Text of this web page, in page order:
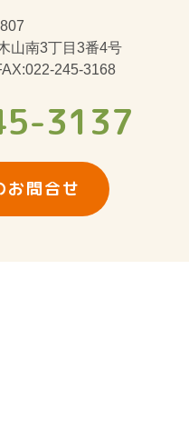
山南3丁目3番4号
245-3168
3137
お問合せ